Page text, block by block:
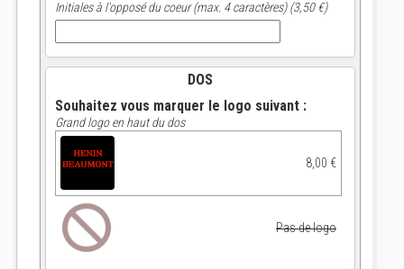
Initiales à l'opposé du coeur (max. 4 caractères) (3,50 €)
DOS
Souhaitez vous marquer le logo suivant :
Grand logo en haut du dos
8,00 €
Pas de logo